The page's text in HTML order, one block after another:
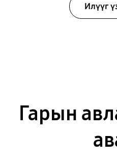
Илүүг
Гарын